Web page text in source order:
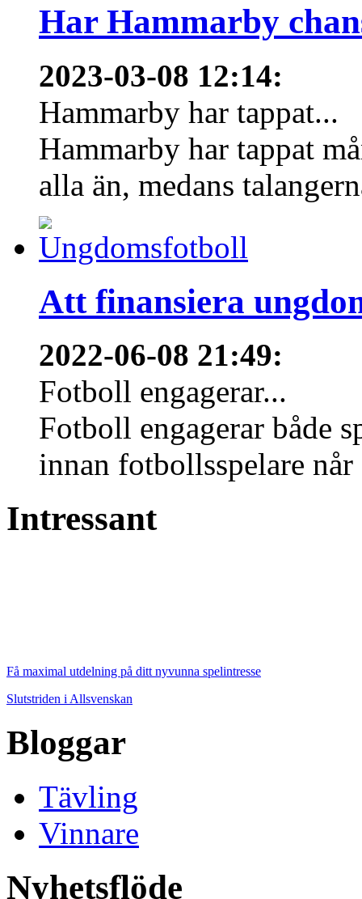
Har Hammarby
2023-03-08 12:14:
Hammarby har tappat...
Hammarby har tappat
alla än, medans
Att finansiera
2022-06-08 21:49:
Fotboll engagerar...
Fotboll engagerar både
innan fotbollsspelare
Intressant
Få maximal utdelning på ditt nyvunna spelintresse
Slutstriden i Allsvenskan
Bloggar
Tävling
Vinnare
Nyhetsflöde